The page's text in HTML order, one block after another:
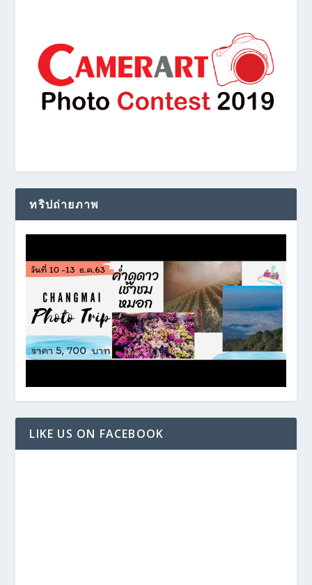
ทริปถ่ายภาพ
LIKE US ON FACEBOOK